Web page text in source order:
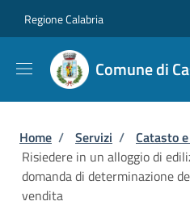
Regione Calabria
Comune di
Briciole di pane
Home / Servizi / Catasto
Risiedere in un alloggio di
domanda di determinazione
vendita